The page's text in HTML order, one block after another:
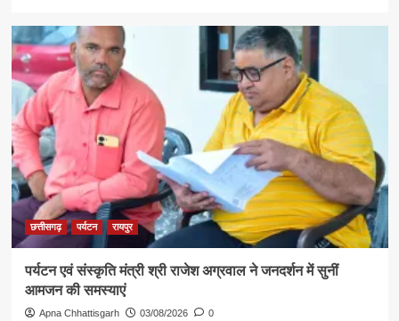
रजत
पदक
विजेता
ज्ञानेश्वरी
यादव
शिक्षा
मंत्री
गजेंद्र
यादव
ने
की
छत्तीसगढ़ पर्यटन रायपुर
पर्यटन एवं संस्कृति मंत्री श्री राजेश अग्रवाल ने जनदर्शन में सुनीं
आमजन की समस्याएं
Apna Chhattisgarh 03/08/2026 0